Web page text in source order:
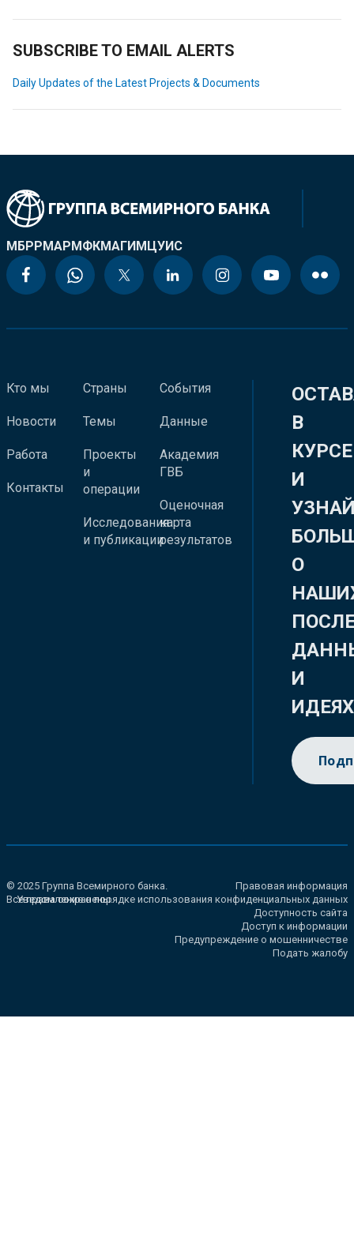
SUBSCRIBE TO EMAIL ALERTS
Daily Updates of the Latest Projects & Documents
МБРРМАРМФКМАГИМЦУИС
Кто мы
Новости
Работа
Контакты
Страны
Темы
Проекты
и
операции
Исследования
и публикации
События
Данные
Академия
ГВБ
Оценочная
карта
результатов
В
КУРСЕ
И
О
И
ИДЕЯХ
© 2025 Группа Всемирного банка.
Все права сохранены.
Правовая информация
Уведомление о порядке использования конфиденциальных данных
Доступность сайта
Доступ к информации
Предупреждение о мошенничестве
Подать жалобу